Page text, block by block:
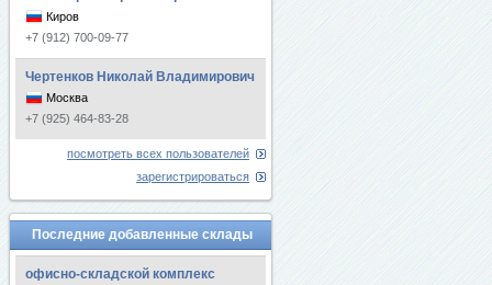
Киров
+7 (912) 700-09-77
Чертенков Николай Владимирович
Москва
+7 (925) 464-83-28
посмотреть всех пользователей
зарегистрироваться
Последние добавленные склады
офисно-складской комплекс